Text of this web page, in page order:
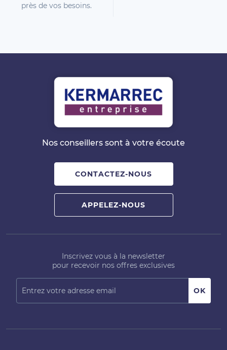
près de vos besoins.
Nos conseillers sont à votre écoute
CONTACTEZ-NOUS
APPELEZ-NOUS
Inscrivez vous à la newsletter
pour recevoir nos offres exclusives